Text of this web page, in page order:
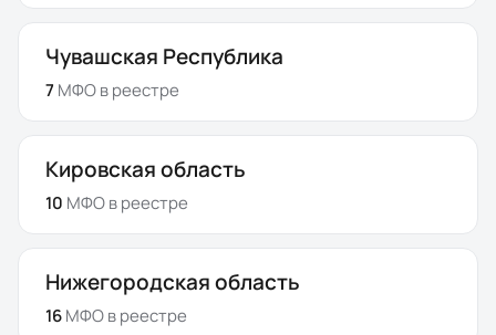
Чувашская Республика
7 МФОв реестре
Кировская область
10 МФОв реестре
Нижегородская область
16МФОв реестре